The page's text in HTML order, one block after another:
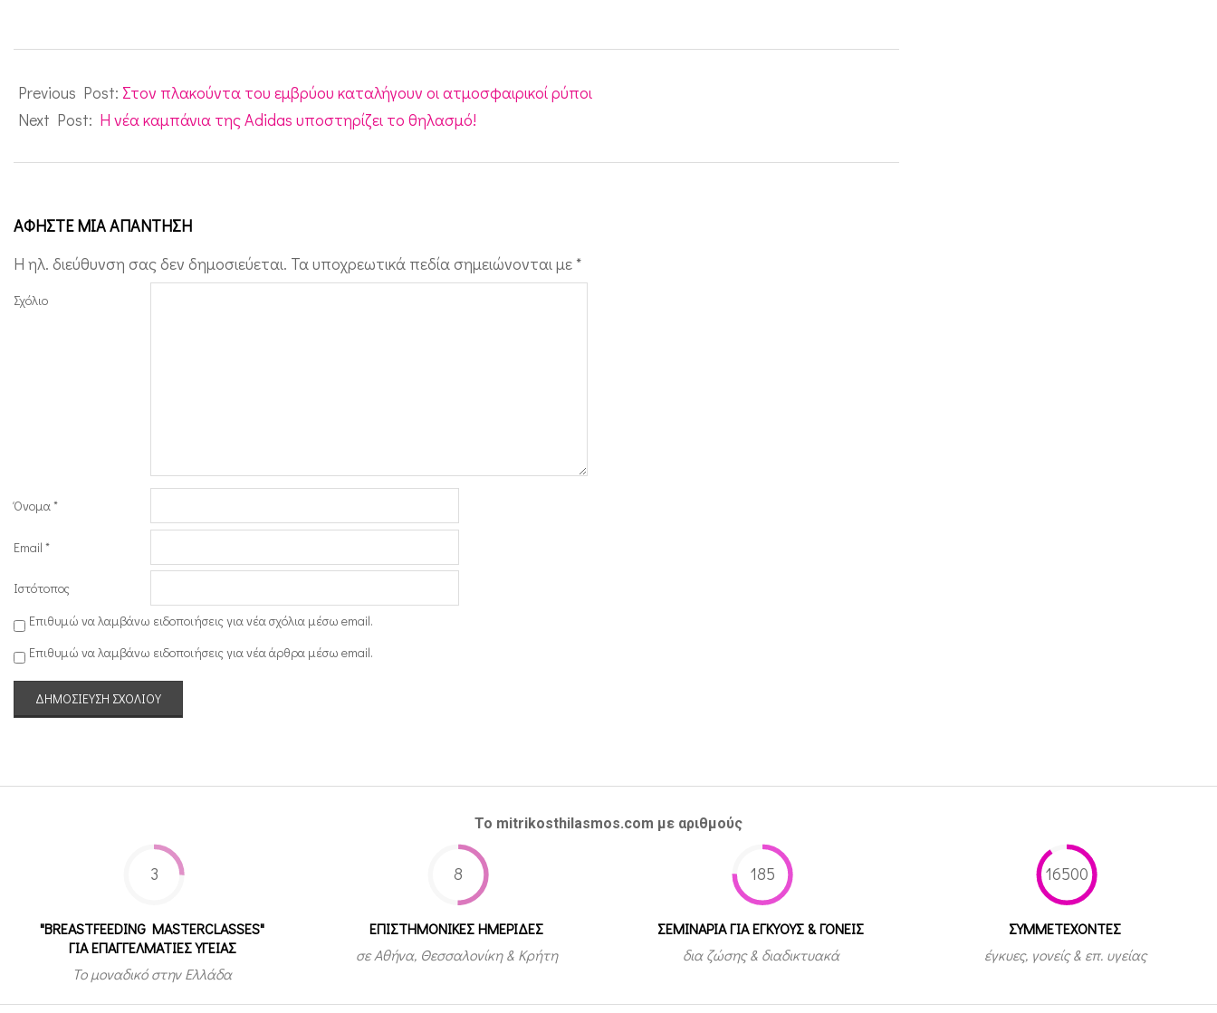
09-
27
Previous Post: Στον πλακούντα του εμβρύου καταλήγουν οι ατμοσφαιρικοί ρύποι
Next Post: H νέα καμπάνια της Adidas υποστηρίζει το θηλασμό!
ΑΦΉΣΤΕ ΜΙΑ ΑΠΆΝΤΗΣΗ
Η ηλ. διεύθυνση σας δεν δημοσιεύεται. Τα υποχρεωτικά πεδία σημειώνονται με *
Σχόλιο
Όνομα*
Email *
Ιστότοπος
Επιθυμώ να λαμβάνω ειδοποιήσεις για νέα σχόλια μέσω email.
Επιθυμώ να λαμβάνω ειδοποιήσεις για νέα άρθρα μέσω email.
Το mitrikosthilasmos.com με αριθμούς
3
"BREASTFEEDING MASTERCLASSES"
ΓΙΑ ΕΠΑΓΓΕΛΜΑΤΙΕΣ ΥΓΕΙΑΣ
Το μοναδικό στην Ελλάδα
8
ΕΠΙΣΤΗΜΟΝΙΚΕΣ ΗΜΕΡΙΔΕΣ
σε Αθήνα, Θεσσαλονίκη & Κρήτη
185
ΣΕΜΙΝΑΡΙΑ ΓΙΑ ΕΓΚΥΟΥΣ & ΓΟΝΕΙΣ
δια ζώσης & διαδικτυακά
16500
ΣΥΜΜΕΤEΧΟΝΤΕΣ
έγκυες, γονείς & επ. υγείας